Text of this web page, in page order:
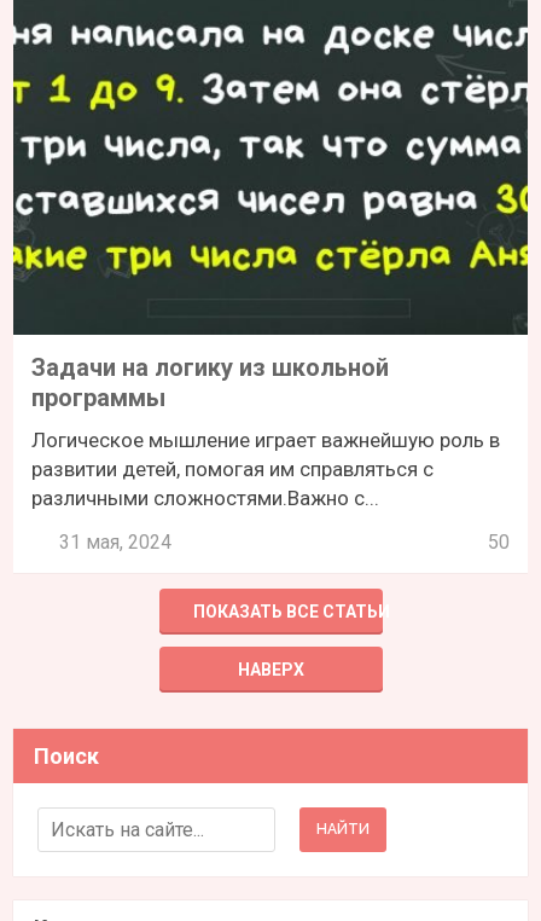
Задачи на логику из школьной
программы
Логическое мышление играет важнейшую роль в
развитии детей, помогая им справляться с
различными сложностями.Важно с...
31 мая, 2024 50
ПОКАЗАТЬ ВСЕ СТАТЬИ
НАВЕРХ
Поиск
Search for: